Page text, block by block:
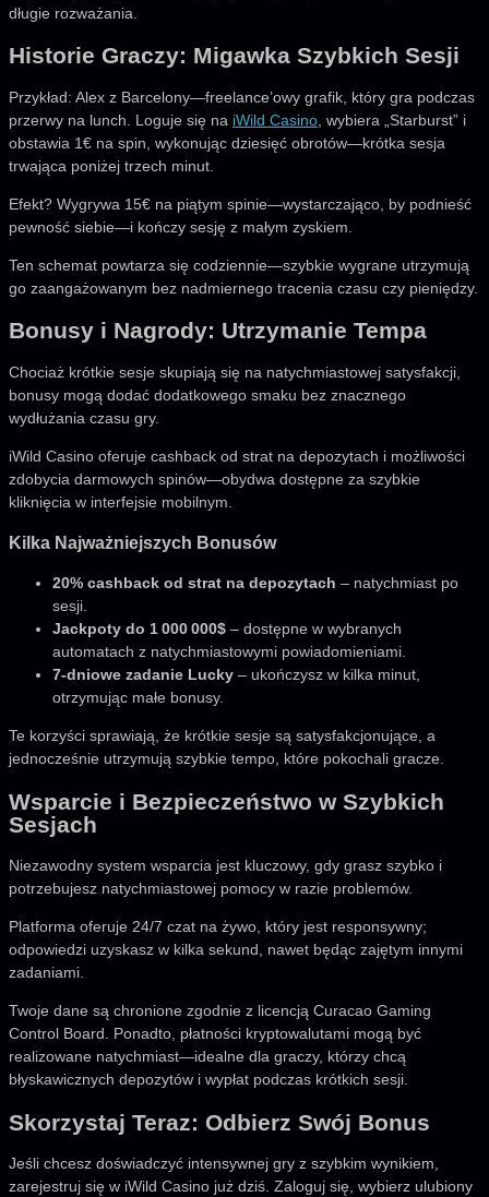
długie rozważania.
Historie Graczy: Migawka Szybkich Sesji
Przykład: Alex z Barcelony—freelance’owy grafik, który gra podczas
przerwy na lunch. Loguje się na iWild Casino , wybiera „Starburst” i
obstawia 1€ na spin, wykonując dziesięć obrotów—krótka sesja
trwająca poniżej trzech minut.
Efekt? Wygrywa 15€ na piątym spinie—wystarczająco, by podnieść
pewność siebie—i kończy sesję z małym zyskiem.
Ten schemat powtarza się codziennie—szybkie wygrane utrzymują
go zaangażowanym bez nadmiernego tracenia czasu czy pieniędzy.
Bonusy i Nagrody: Utrzymanie Tempa
Chociaż krótkie sesje skupiają się na natychmiastowej satysfakcji,
bonusy mogą dodać dodatkowego smaku bez znacznego
wydłużania czasu gry.
iWild Casino oferuje cashback od strat na depozytach i możliwości
zdobycia darmowych spinów—obydwa dostępne za szybkie
kliknięcia w interfejsie mobilnym.
Kilka Najważniejszych Bonusów
20% cashback od strat na depozytach – natychmiast po
sesji.
Jackpoty do 1 000 000$ – dostępne w wybranych
automatach z natychmiastowymi powiadomieniami.
7-dniowe zadanie Lucky – ukończysz w kilka minut,
otrzymując małe bonusy.
Te korzyści sprawiają, że krótkie sesje są satysfakcjonujące, a
jednocześnie utrzymują szybkie tempo, które pokochali gracze.
Wsparcie i Bezpieczeństwo w Szybkich
Sesjach
Niezawodny system wsparcia jest kluczowy, gdy grasz szybko i
potrzebujesz natychmiastowej pomocy w razie problemów.
Platforma oferuje 24/7 czat na żywo, który jest responsywny;
odpowiedzi uzyskasz w kilka sekund, nawet będąc zajętym innymi
zadaniami.
Twoje dane są chronione zgodnie z licencją Curacao Gaming
Control Board. Ponadto, płatności kryptowalutami mogą być
realizowane natychmiast—idealne dla graczy, którzy chcą
błyskawicznych depozytów i wypłat podczas krótkich sesji.
Skorzystaj Teraz: Odbierz Swój Bonus
Jeśli chcesz doświadczyć intensywnej gry z szybkim wynikiem,
zarejestruj się w iWild Casino już dziś. Zaloguj się, wybierz ulubiony